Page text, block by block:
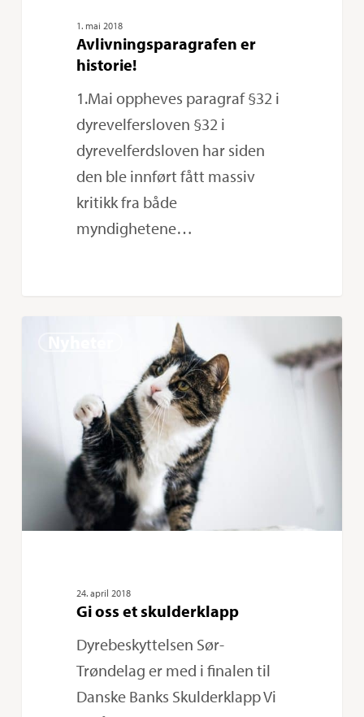
1. mai 2018
Avlivningsparagrafen er
historie!
1.Mai oppheves paragraf §32 i
dyrevelfersloven §32 i
dyrevelferdsloven har siden
den ble innført fått massiv
kritikk fra både
myndighetene…
skulderklapp
24. april 2018
Gi oss et skulderklapp
Dyrebeskyttelsen Sør-
Trøndelag er med i finalen til
Danske Banks Skulderklapp Vi